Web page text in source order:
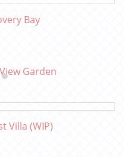
Bay
Garden
Villa (WIP)